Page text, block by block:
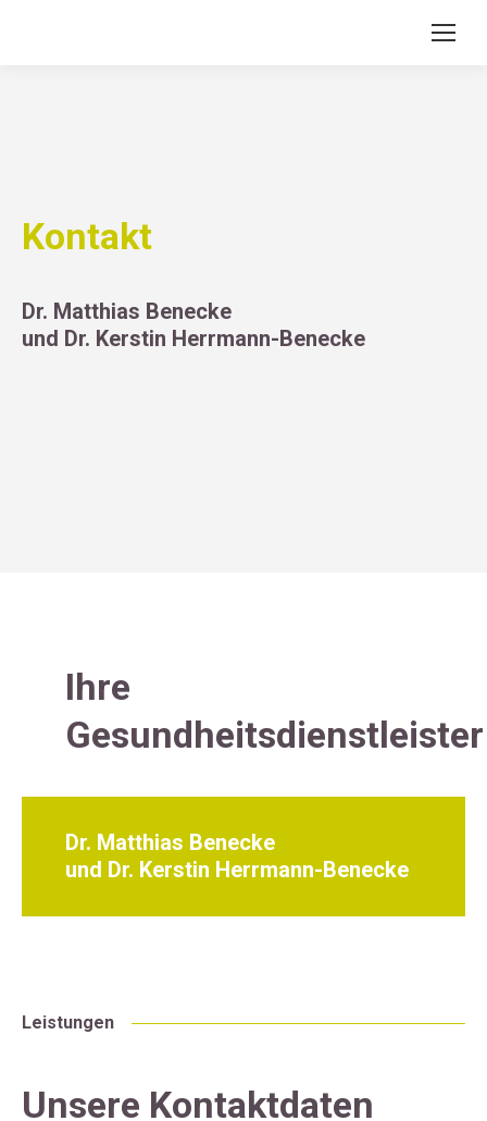
Kontakt
Dr. Matthias Benecke
und Dr. Kerstin Herrmann-Benecke
Ihre
Gesundheitsdienstleister
Dr. Matthias Benecke
und Dr. Kerstin Herrmann-Benecke
Leistungen
Unsere Kontaktdaten